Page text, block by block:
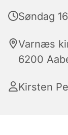
Søndag
Varnæs
6200
Kirsten